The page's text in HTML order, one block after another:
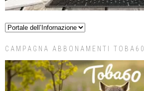
CAMPAGNA ABBONAMENTI TOBA60